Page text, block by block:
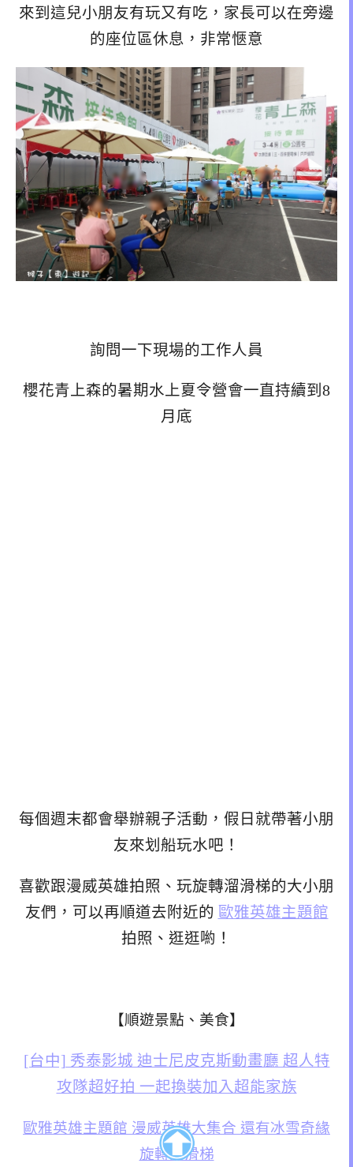
來到這兒小朋友有玩又有吃，家長可以在旁邊
的座位區休息，非常愜意
詢問一下現場的工作人員
櫻花青上森的暑期水上夏令營會一直持續到8
月底
每個週末都會舉辦親子活動，假日就帶著小朋
友來划船玩水吧！
喜歡跟漫威英雄拍照、玩旋轉溜滑梯的大小朋
友們，可以再順道去附近的 歐雅英雄主題館
拍照、逛逛喲！
【順遊景點、美食】
[台中] 秀泰影城 迪士尼皮克斯動畫廳 超人特
攻隊超好拍 一起換裝加入超能家族
歐雅英雄主題館 漫威英雄大集合 還有冰雪奇緣
旋轉溜滑梯